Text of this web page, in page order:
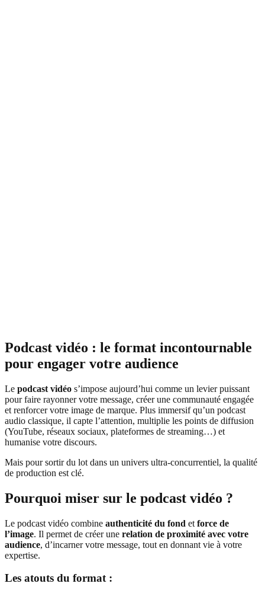
Podcast vidéo : le format incontournable
pour engager votre audience
Le podcast vidéo s’impose aujourd’hui comme un levier puissant
pour faire rayonner votre message, créer une communauté engagée
et renforcer votre image de marque. Plus immersif qu’un podcast
audio classique, il capte l’attention, multiplie les points de diffusion
(YouTube, réseaux sociaux, plateformes de streaming…) et
humanise votre discours.
Mais pour sortir du lot dans un univers ultra-concurrentiel, la qualité
de production est clé.
Pourquoi miser sur le podcast vidéo ?
Le podcast vidéo combine authenticité du fond et force de
l’image. Il permet de créer une relation de proximité avec votre
audience, d’incarner votre message, tout en donnant vie à votre
expertise.
Les atouts du format :